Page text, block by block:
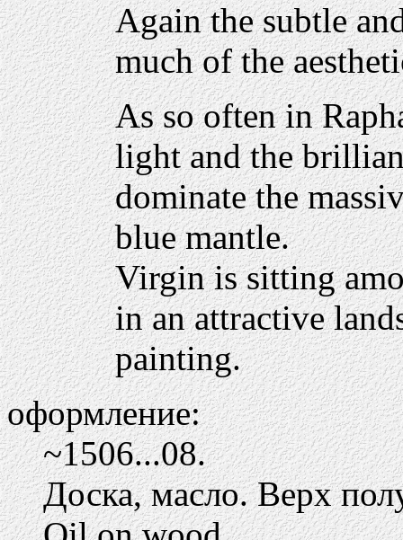
Again the subtle
much of the
As so often in
light and the
dominate the
blue mantle.
Virgin is sitting
in an attractive
painting.
оформление:
~1506...08.
Доска, масло. Верх